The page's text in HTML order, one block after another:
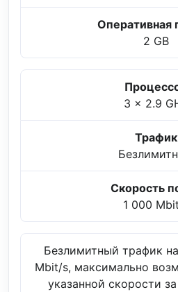
Оперативная
2 GB
3 x 2.9
Трафик
Скорость
1 000
Безлимитный трафик
Mbit/s, максимально
указанной скорости